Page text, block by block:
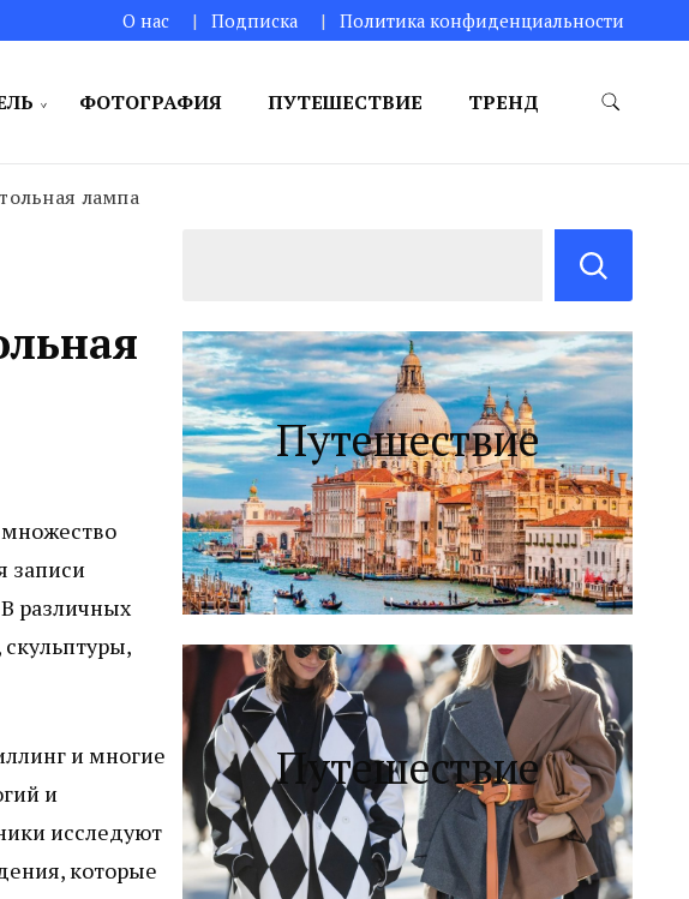
О нас Подписка Политика конфиденциальности
ФОТОГРАФИЯ ПУТЕШЕСТВИЕ ТРЕНД
лампа
множество
записи
различных
и многие
и
исследуют
которые
Путешествие
Путешествие